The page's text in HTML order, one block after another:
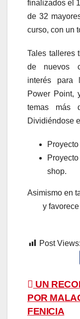
finalizados el
de 32
curso, con un
Tales talleres
de nuevos
interés para
Power Point,
temas más
Dividiéndose
shop.
Asimismo en
y
Post Views:
de
UN
POR
FENICIA